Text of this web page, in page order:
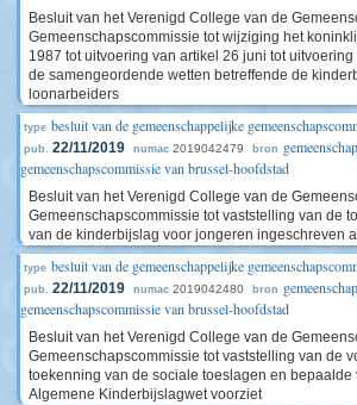
Besluit van het Verenigd College van de
Gemeenschapscommissie tot wijziging het
1987 tot uitvoering van artikel 26 juni tot
de samengeordende wetten betreffende de
loonarbeiders
type besluit van de gemeenschappelijke
pub. 22/11/2019 numac 2019042479 bron
gemeenschapscommissie van brussel-hoofdstad
Besluit van het Verenigd College van de
Gemeenschapscommissie tot vaststelling van de
van de kinderbijslag voor jongeren ingeschreven
type besluit van de gemeenschappelijke
pub. 22/11/2019 numac 2019042480 bron
gemeenschapscommissie van brussel-hoofdstad
Besluit van het Verenigd College van de
Gemeenschapscommissie tot vaststelling van de
toekenning van de sociale toeslagen en bepaalde
Algemene Kinderbijslagwet voorziet